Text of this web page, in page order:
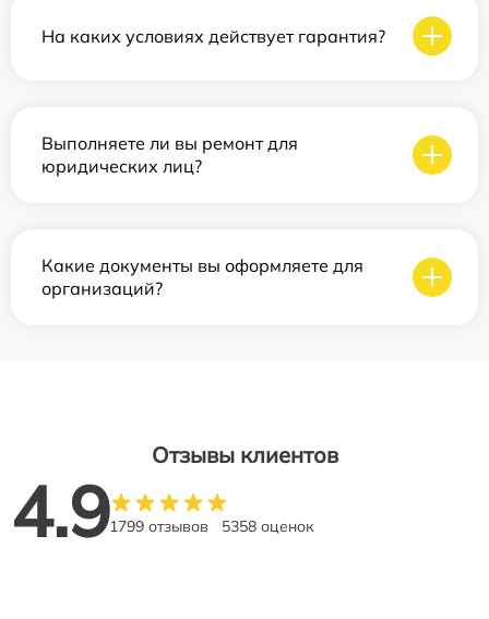
На каких условиях действует гарантия?
Выполняете ли вы ремонт для
юридических лиц?
Какие документы вы оформляете для
организаций?
Отзывы клиентов
4.91799 отзывов 5358 оценок